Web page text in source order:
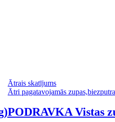
Ātrais skatījums
Ātri pagatavojamās
PODRAVKA Vistas